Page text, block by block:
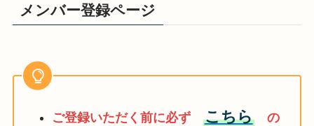
メンバー登録ページ
ご登録いただく前に必ず こちらの